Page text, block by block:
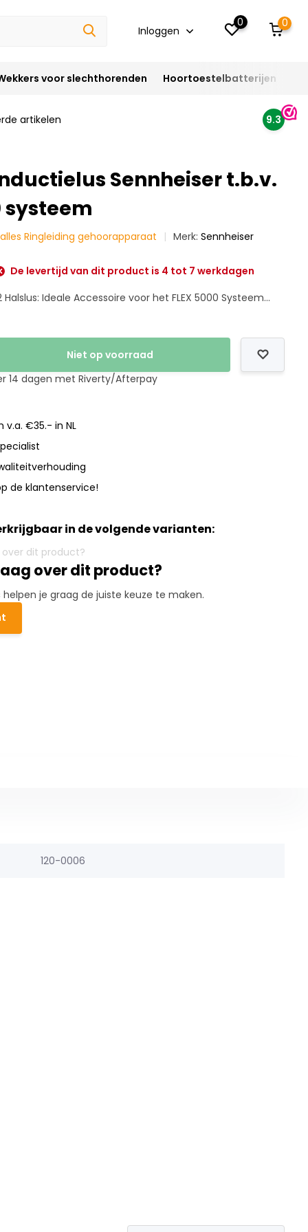
Inloggen
0 0
voor slechthorenden Hoortoestelbatterijen
artikelen 9.3
Inductielus Sennheiser t.b.v.
systeem
alles Ringleiding gehoorapparaat Merk:Sennheiser
De levertijd van dit product is 4 tot 7 werkdagen
Halslus: Ideale Accessoire voor het FLEX 5000 Systeem...
Niet op voorraad
14 dagen met Riverty/Afterpay
v.a. €35.- in NL
de klantenservice!
in de volgende varianten:
over dit product?
je graag de juiste keuze te maken.
120-0006